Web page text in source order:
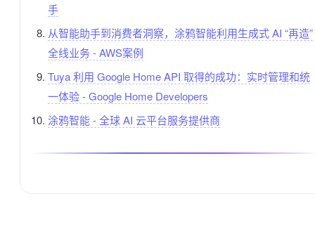
手
从智能助手到消费者洞察，涂鸦智能利用生成式 AI “再造”
全线业务 - AWS案例
Tuya 利用 Google Home API 取得的成功：实时管理和统
一体验 - Google Home Developers
涂鸦智能 - 全球 AI 云平台服务提供商